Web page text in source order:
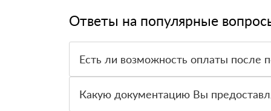
Ответы на популярные
Есть ли возможность оплаты после
вправе от него отказаться.
Какую документацию Вы